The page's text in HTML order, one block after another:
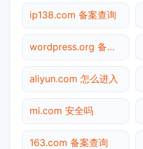
ip138.com 备案查询
wordpress.org 备案查询
aliyun.com 怎么进入
mi.com 安全吗
163.com 备案查询